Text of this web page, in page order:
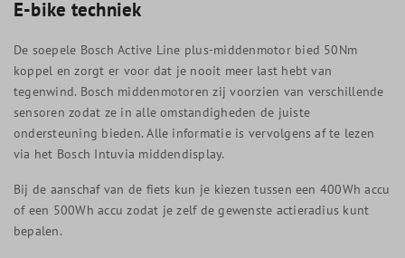
E-bike techniek
De soepele Bosch Active Line plus-middenmotor bied 50Nm
koppel en zorgt er voor dat je nooit meer last hebt van
tegenwind. Bosch middenmotoren zij voorzien van verschillende
sensoren zodat ze in alle omstandigheden de juiste
ondersteuning bieden. Alle informatie is vervolgens af te lezen
via het Bosch Intuvia middendisplay.
Bij de aanschaf van de fiets kun je kiezen tussen een 400Wh accu
of een 500Wh accu zodat je zelf de gewenste actieradius kunt
bepalen.